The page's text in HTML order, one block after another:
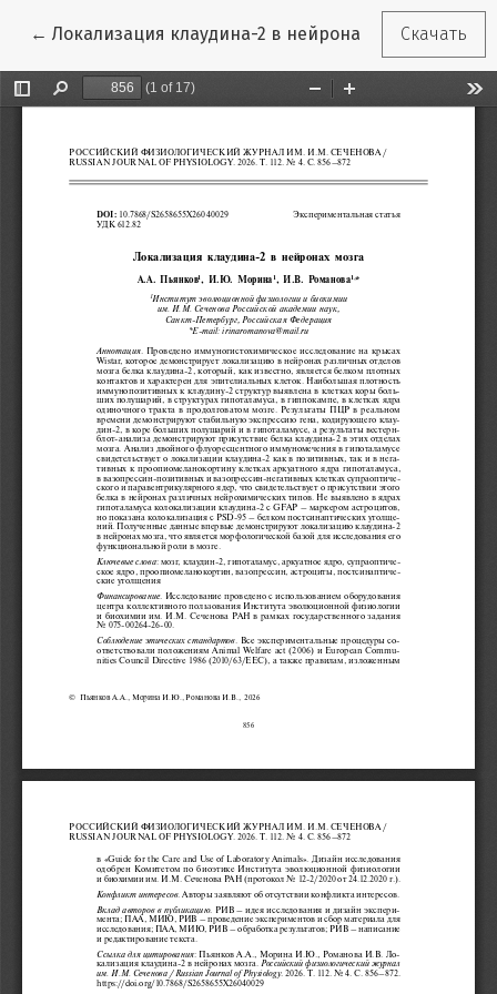
←Вернуться к Подробностям о статье
Локализация клаудина-2 в нейронах мозгаСкачать